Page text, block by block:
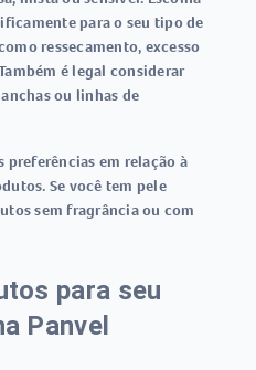
para o seu tipo de
ressecamento, excesso
é legal considerar
ou linhas de
preferências em relação à
Se você tem pele
sem fragrância ou com
para seu
Panvel